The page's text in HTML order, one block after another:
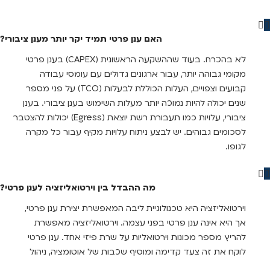
האם ענן פרטי תמיד יקר יותר מענן ציבורי?
לא בהכרח. בעוד שההשקעה הראשונית (CAPEX) בענן פרטי
מקומי גבוהה יותר, עבור ארגונים גדולים עם עומסי עבודה
קבועים וצפויים, העלות הכוללת לבעלות (TCO) על פני מספר
שנים יכולה להיות נמוכה יותר מעלות השימוש בענן ציבורי. בענן
ציבורי, עלויות כמו תעבורת רשת יוצאת (Egress) יכולות להצטבר
לסכומים גבוהים. יש לבצע ניתוח עלויות מקיף עבור כל מקרה
לגופו.
מה ההבדל בין וירטואליזציה לענן פרטי?
וירטואליזציה היא טכנולוגיית ליבה המאפשרת יצירת ענן פרטי,
אך היא אינה ענן פרטי בפני עצמה. וירטואליזציה מאפשרת
להריץ מספר מכונות וירטואליות על שרת פיזי אחד. ענן פרטי
לוקח את זה צעד קדימה ומוסיף שכבות של אוטומציה, ניהול